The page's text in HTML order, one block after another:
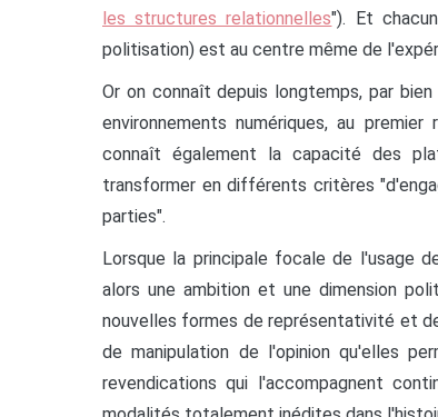
les structures relationnelles"). Et
politisation) est au centre même de
Or on connaît depuis longtemps, par
environnements numériques, au
connaît également la capacité des
transformer en différents critères
parties".
Lorsque la principale focale de l'usage
alors une ambition et une dimension
nouvelles formes de représentativité et
de manipulation de l'opinion qu'elles
revendications qui l'accompagnent